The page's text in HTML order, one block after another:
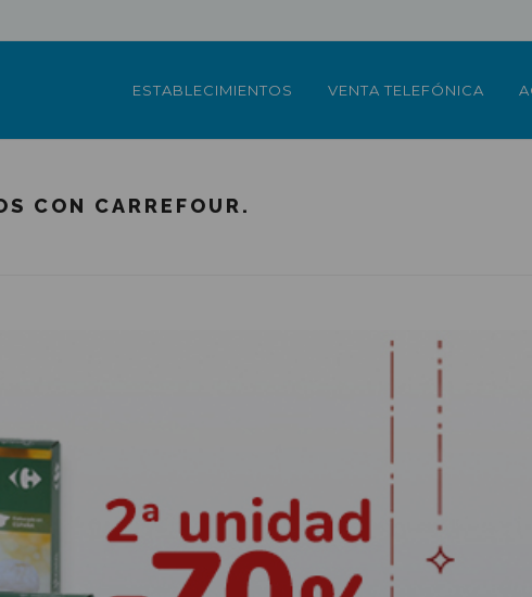
ESTABLECIMIENTOS VENTA TELEFÓNICA
CON CARREFOUR.